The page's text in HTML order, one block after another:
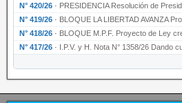
N° 420/26 · PRESIDENCIA Resolución de
N° 419/26 · BLOQUE LA LIBERTAD AVANZA Proyecto de Ley
N° 418/26 · BLOQUE M.P.F. Proyecto de Ley creando el Ente
N° 417/26 · I.P.V. y H. Nota N° 1358/26 Dando cumplimiento